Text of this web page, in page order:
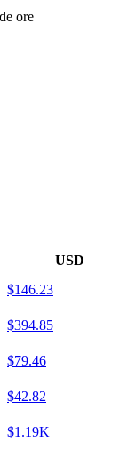
ore
USD
$146.23
$394.85
$79.46
$42.82
$1.19K